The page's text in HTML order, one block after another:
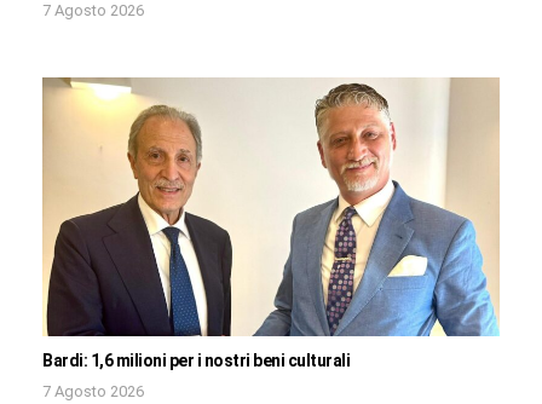
7 Agosto 2026
Bardi: 1,6 milioni per i nostri beni culturali
7 Agosto 2026